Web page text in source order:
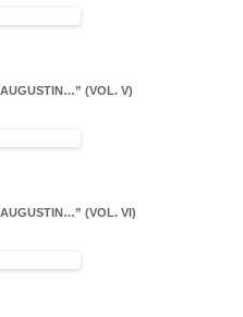
(VOL. V)
(VOL. VI)